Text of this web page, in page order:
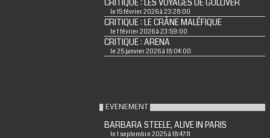
CRITIQUE : LES VOYAGES DE GULLIVER
le 15 février 2026 à 23:28:00
CRITIQUE : LE CRÂNE MALÉFIQUE
le 1 février 2026 à 23:59:00
CRITIQUE : ARENA
le 25 janvier 2026 à 18:04:00
EVENEMENT
BARBARA STEELE, ALIVE IN PARIS
le 1 septembre 2025 à 18:47:11